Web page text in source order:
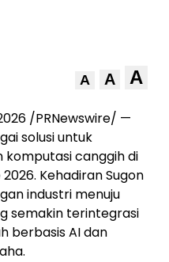
A A A
/PRNewswire/ —
solusi untuk
canggih di
Kehadiran Sugon
industri menuju
semakin terintegrasi
berbasis AI dan